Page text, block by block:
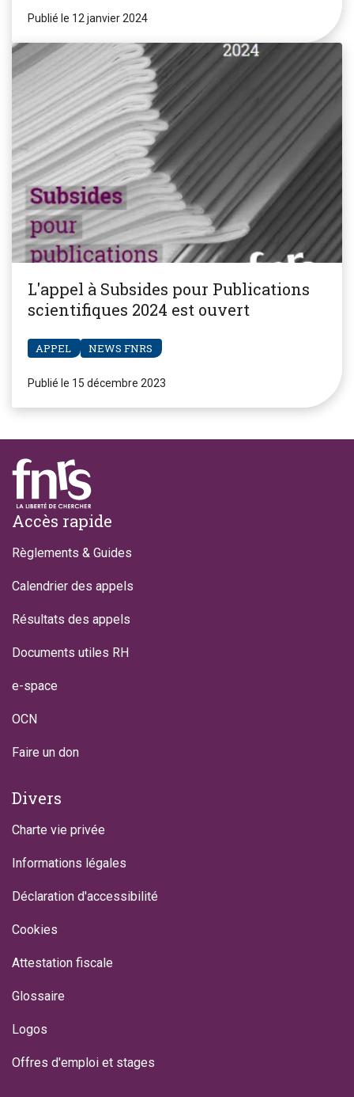
Publié le 12 janvier 2024
L'appel à Subsides pour Publications
scientifiques 2024 est ouvert
APPEL NEWS FNRS
Publié le 15 décembre 2023
Footer
Accès rapide
Règlements & Guides
Calendrier des appels
Résultats des appels
Documents utiles RH
e-space
OCN
Faire un don
Divers
Charte vie privée
Informations légales
Déclaration d'accessibilité
Cookies
Attestation fiscale
Glossaire
Logos
Offres d'emploi et stages